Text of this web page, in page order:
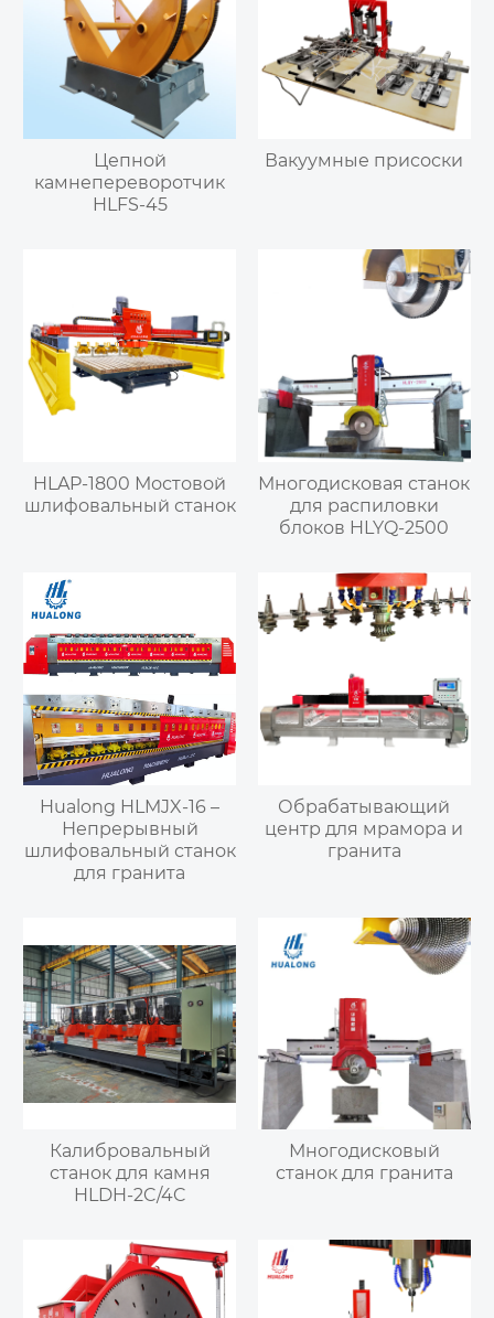
Цепной
камнепереворотчик
HLFS-45
Вакуумные присоски
HLAP-1800 Мостовой
шлифовальный станок
Многодисковая станок
для распиловки
блоков HLYQ-2500
Hualong HLMJX-16 –
Непрерывный
шлифовальный станок
для гранита
Обрабатывающий
центр для мрамора и
гранита
Калибровальный
станок для камня
HLDH-2C/4C
Многодисковый
станок для гранита